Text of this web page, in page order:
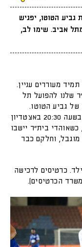
הטוטו, יפגיש
אביב. שימו לב,
מעוררים עניין.
שלנו להפועל תל
של גביע הטוטו.
המשחק שיתקיים במוצאי שבת הקרובה, בשעה 20:30 באצטדיון
כשאוהדי בית"ר יישבו
מוגבל, וחלקם כבר
כרטיסים לרכישה